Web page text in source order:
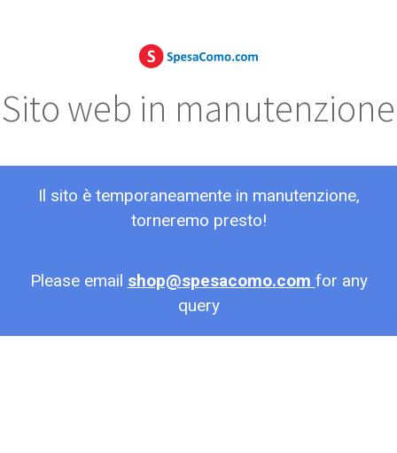
Sito web in manutenzione
Il sito è temporaneamente in manutenzione,
torneremo presto!
Please email shop@spesacomo.com for any
query